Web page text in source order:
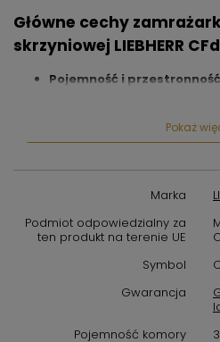
Główne cechy
skrzyniowej LIEBHERR
Pojemność i przestronność
użytku, jak i w małych
pomieścić duże ilości
Technologia NoFrost:
systemowi NoFrost, już nigdy
martwić o ręczne
przechowywania dla
Niskie zużycie energii :
tylko wpływa korzystnie na
Pokaż
Marka
Podmiot odpowiedzialny za
ten produkt na terenie UE
Symbol
Gwarancja
Pojemność komory